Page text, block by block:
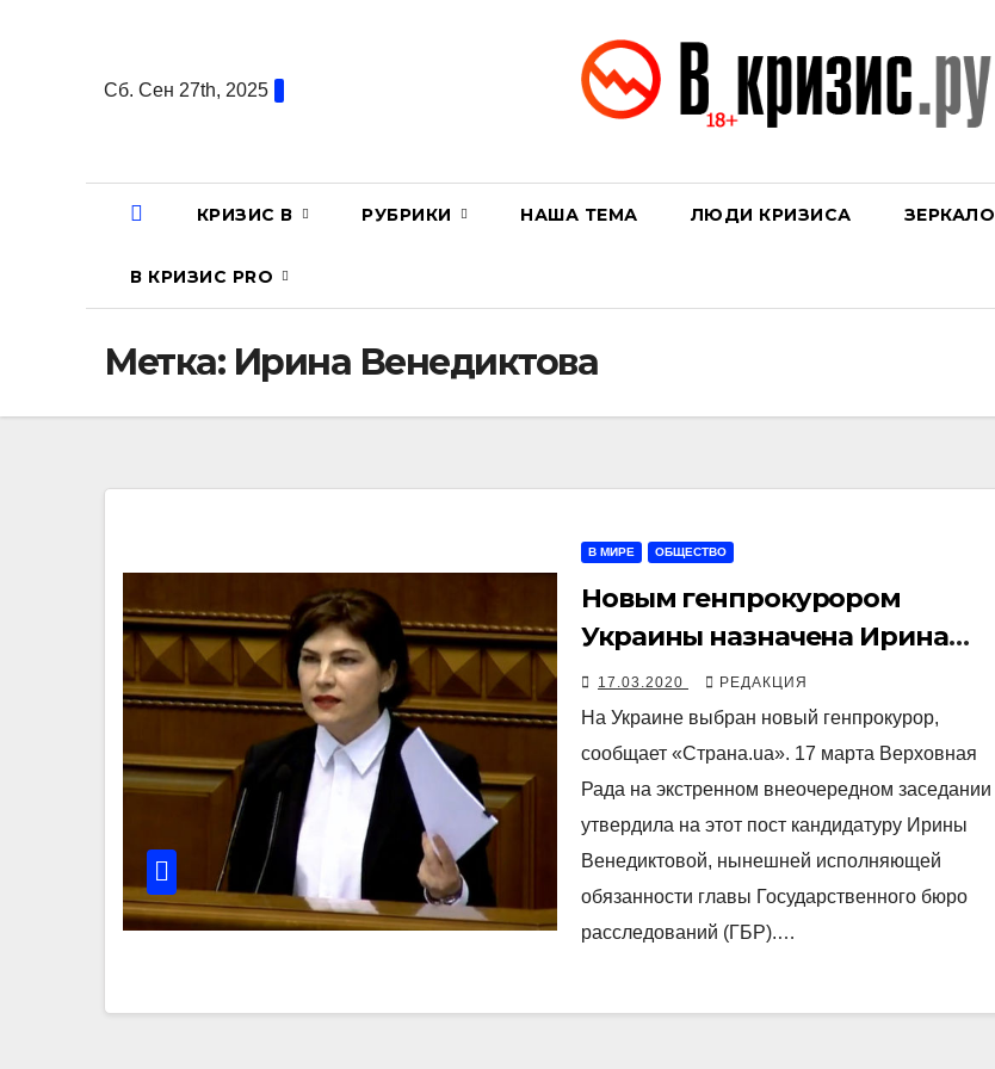
содержаниюСб. Сен 27th, 2025
КРИЗИС В РУБРИКИ НАША ТЕМА ЛЮДИ КРИЗИСА ЗЕРКАЛО
В КРИЗИС PRO
Метка: Ирина Венедиктова
В МИРЕ ОБЩЕСТВО
Новым генпрокурором
Украины назначена Ирина
Венедиктова
17.03.2020 РЕДАКЦИЯ
На Украине выбран новый генпрокурор,
сообщает «Страна.ua». 17 марта Верховная
Рада на экстренном внеочередном заседании
утвердила на этот пост кандидатуру Ирины
Венедиктовой, нынешней исполняющей
обязанности главы Государственного бюро
расследований (ГБР).…